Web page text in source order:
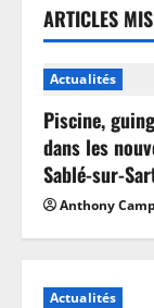
ARTICLES
Actualités
Piscine,
dans les
Sablé-sur-
Anthony
Actualités